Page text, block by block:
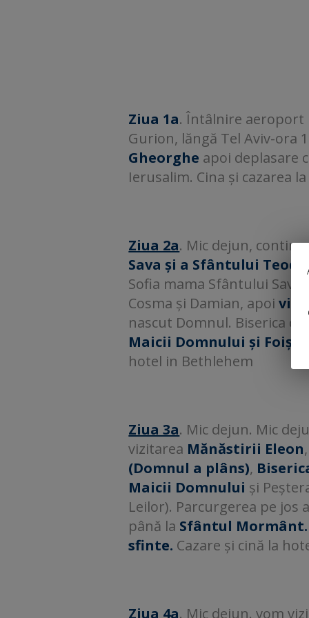
Ziua 1a. Întâlnire aeroport
Gurion, lăngă Tel Aviv-ora
Gheorghe apoi deplasare
Ierusalim. Cina și cazarea
Ziua 2a. Mic dejun,
Sava și a Sfântului
Sofia mama Sfântului
Cosma și Damian, apoi
nascut Domnul. Biserica
Maicii Domnului și
hotel in Bethlehem
Ziua 3a. Mic dejun. Mic
vizitarea Mănăstirii Eleon
(Domnul a plâns),
Maicii Domnului și
Leilor). Parcurgerea pe jos
până la Sfântul
sfinte. Cazare și cină la
Ziua 4a. Mic dejun. vom